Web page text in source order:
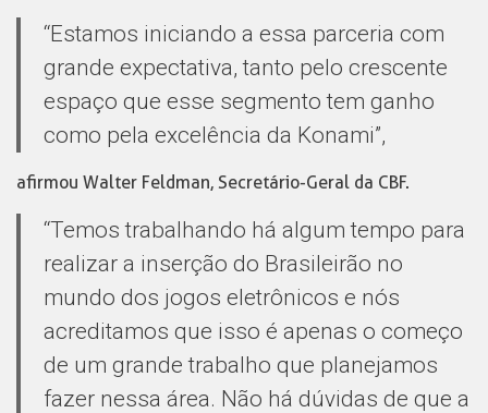
“Estamos iniciando a essa parceria com
grande expectativa, tanto pelo crescente
espaço que esse segmento tem ganho
como pela excelência da Konami”,
afirmou Walter Feldman, Secretário-Geral da CBF.
“Temos trabalhando há algum tempo para
realizar a inserção do Brasileirão no
mundo dos jogos eletrônicos e nós
acreditamos que isso é apenas o começo
de um grande trabalho que planejamos
fazer nessa área. Não há dúvidas de que a